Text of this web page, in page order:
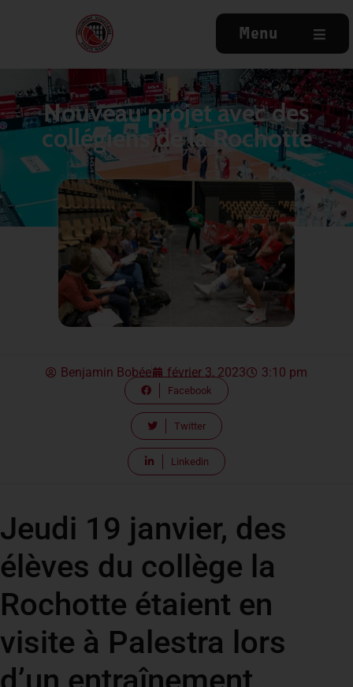
Menu
Nouveau projet avec des
collégiens de la Rochotte
Benjamin Bobée février 3, 2023 3:10 pm
Facebook
Twitter
Linkedin
Jeudi 19 janvier, des
élèves du collège la
Rochotte étaient en
visite à Palestra lors